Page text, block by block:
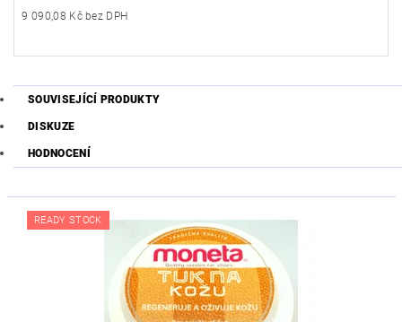
9 090,08 Kč bez DPH
SOUVISEJÍCÍ PRODUKTY
DISKUZE
HODNOCENÍ
READY STOCK